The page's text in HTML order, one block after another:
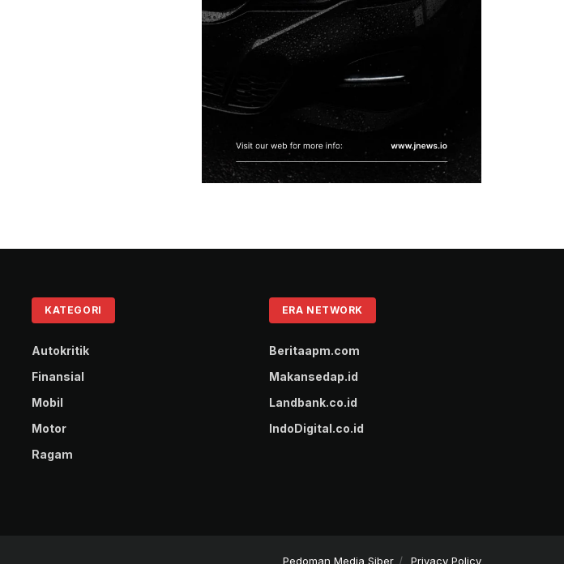
KATEGORI
Autokritik
Finansial
Mobil
Motor
Ragam
ERA NETWORK
Beritaapm.com
Makansedap.id
Landbank.co.id
IndoDigital.co.id
Pedoman Media Siber Privacy Policy